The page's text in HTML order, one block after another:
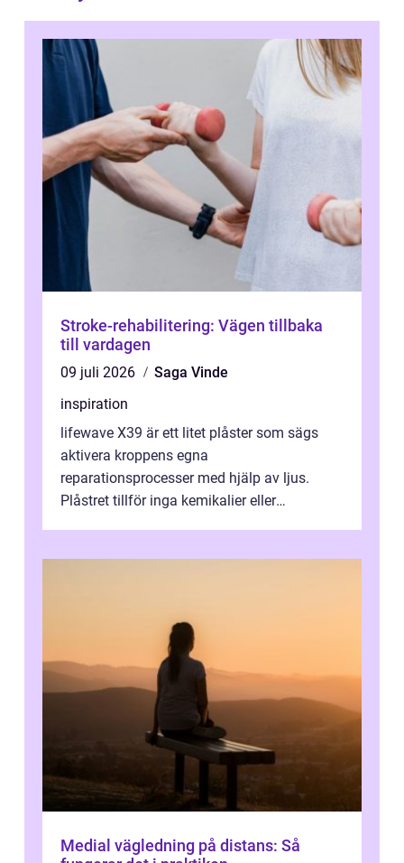
Stroke-rehabilitering: Vägen tillbaka
till vardagen
09 juli 2026
Saga Vinde
inspiration
lifewave X39 är ett litet plåster som sägs
aktivera kroppens egna
reparationsprocesser med hjälp av ljus.
Plåstret tillför inga kemikalier eller
Medial vägledning på distans: Så